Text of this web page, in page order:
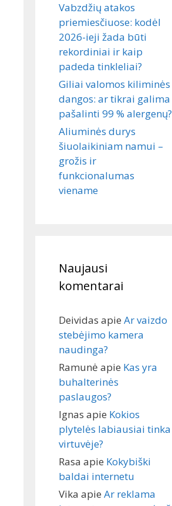
Vabzdžių atakos
priemiesčiuose: kodėl
2026-ieji žada būti
rekordiniai ir kaip
padeda tinkleliai?
Giliai valomos kiliminės
dangos: ar tikrai galima
pašalinti 99 % alergenų?
Aliuminės durys
šiuolaikiniam namui –
grožis ir
funkcionalumas
viename
Naujausi
komentarai
Deividas apie Ar vaizdo
stebėjimo kamera
naudinga?
Ramunė apie Kas yra
buhalterinės
paslaugos?
Ignas apie Kokios
plytelės labiausiai tinka
virtuvėje?
Rasa apie Kokybiški
baldai internetu
Vika apie Ar reklama